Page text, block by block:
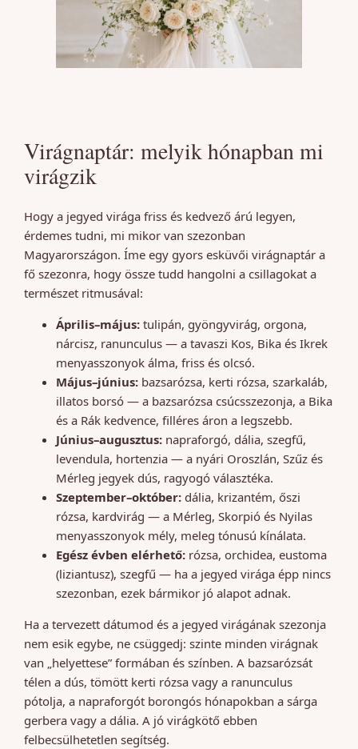
Virágnaptár: melyik hónapban mi
virágzik
Hogy a jegyed virága friss és kedvező árú legyen,
érdemes tudni, mi mikor van szezonban
Magyarországon. Íme egy gyors esküvői virágnaptár a
fő szezonra, hogy össze tudd hangolni a csillagokat a
természet ritmusával:
Április–május: tulipán, gyöngyvirág, orgona,
nárcisz, ranunculus — a tavaszi Kos, Bika és Ikrek
menyasszonyok álma, friss és olcsó.
Május–június: bazsarózsa, kerti rózsa, szarkaláb,
illatos borsó — a bazsarózsa csúcsszezonja, a Bika
és a Rák kedvence, filléres áron a legszebb.
Június–augusztus: napraforgó, dália, szegfű,
levendula, hortenzia — a nyári Oroszlán, Szűz és
Mérleg jegyek dús, ragyogó választéka.
Szeptember–október: dália, krizantém, őszi
rózsa, kardvirág — a Mérleg, Skorpió és Nyilas
menyasszonyok mély, meleg tónusú kínálata.
Egész évben elérhető: rózsa, orchidea, eustoma
(liziantusz), szegfű — ha a jegyed virága épp nincs
szezonban, ezek bármikor jó alapot adnak.
Ha a tervezett dátumod és a jegyed virágának szezonja
nem esik egybe, ne csüggedj: szinte minden virágnak
van „helyettese” formában és színben. A bazsarózsát
télen a dús, tömött kerti rózsa vagy a ranunculus
pótolja, a napraforgót borongós hónapokban a sárga
gerbera vagy a dália. A jó virágkötő ebben
felbecsülhetetlen segítség.